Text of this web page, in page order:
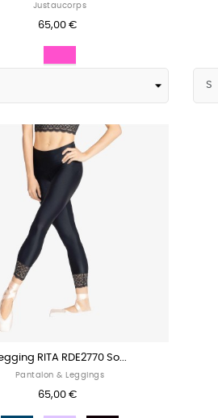
Justaucorps
65,00 €
RITA RDE2770 So...
Pantalon & Leggings
65,00 €